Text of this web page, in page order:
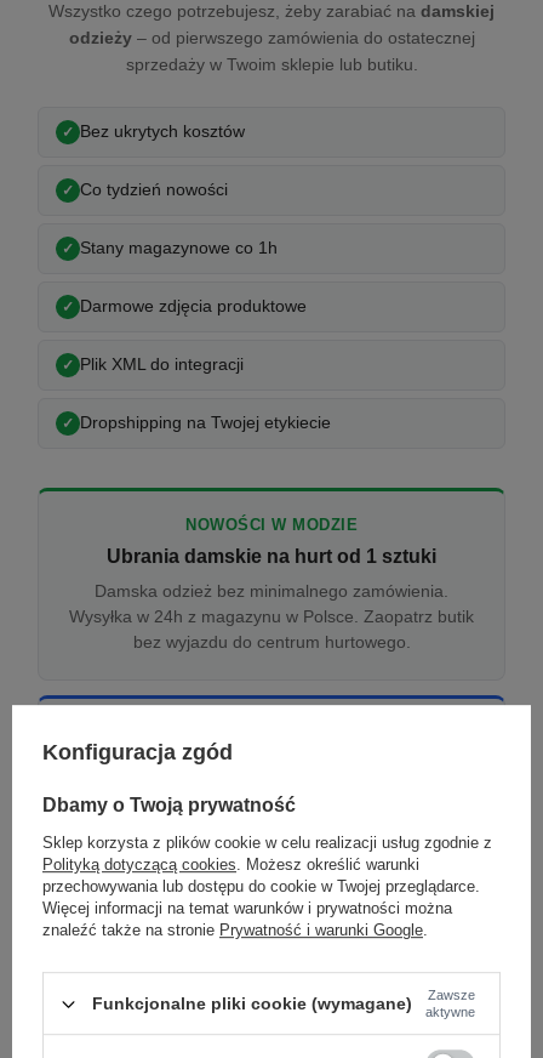
Wszystko czego potrzebujesz, żeby zarabiać na damskiej
odzieży– od pierwszego zamówienia do ostatecznej
sprzedaży w Twoim sklepie lub butiku.
Bez ukrytych kosztów
Co tydzień nowości
Stany magazynowe co 1h
Darmowe zdjęcia produktowe
Plik XML do integracji
Dropshipping na Twojej etykiecie
NOWOŚCI W MODZIE
Ubrania damskie na hurt od 1 sztuki
Damska odzież bez minimalnego zamówienia.
Wysyłka w 24h z magazynu w Polsce. Zaopatrz butik
bez wyjazdu do centrum hurtowego.
Odzież damska hurtowo online
Internetowa hurtownia damska z plikiem XML/CSV.
Aktualizacja stanów co godzinę.
DROPSHIPPING
Damskie ubrania w dropshippingu
Hurt odzieży damskiej z wysyłką na etykiecie Twojego
sklepu w całej UE. Zero magazynu, zero
Konfiguracja zgód
Dbamy o Twoją prywatność
Sklep korzysta z plików cookie w celu realizacji usług zgodnie z
Polityką dotyczącą cookies. Możesz określić warunki
przechowywania lub dostępu do cookie w Twojej przeglądarce.
Więcej informacji na temat warunków i prywatności można
znaleźć także na stronie Prywatność i warunki Google.
Funkcjonalne pliki cookie (wymagane)
Zawsze
aktywne